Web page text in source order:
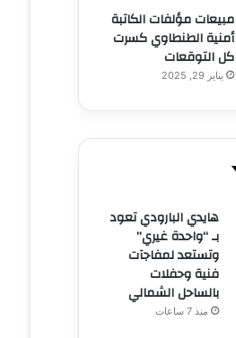
مبيعات مؤلفات الكاتبة
أمنية الطنطاوي كسرت
كل التوقعات
يناير 29, 2025
هايدي البارودي تعود
بـ “واحدة غيري”
وتستعد لمفاجآت
فنية وحفلات
بالساحل الشمالي
منذ 7 ساعات